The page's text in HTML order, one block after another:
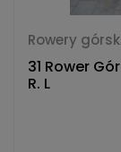
Rowery
31 Rower
R. L